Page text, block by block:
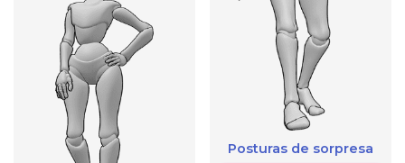
Posturas de sorpresa